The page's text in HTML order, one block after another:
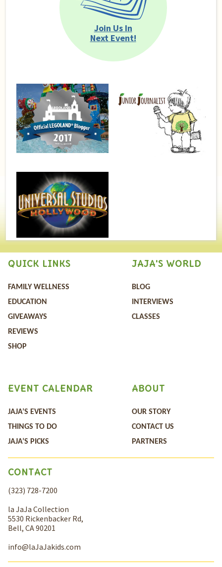
Join Us In
Next Event!
QUICK LINKS
FAMILY WELLNESS
EDUCATION
GIVEAWAYS
REVIEWS
SHOP
JAJA'S WORLD
BLOG
INTERVIEWS
CLASSES
ABOUT
OUR STORY
CONTACT US
PARTNERS
EVENT CALENDAR
JAJA’S EVENTS
THINGS TO DO
JAJA’S PICKS
CONTACT
(323) 728-7200
la JaJa Collection
5530 Rickenbacker Rd,
Bell, CA 90201
info@laJaJakids.com